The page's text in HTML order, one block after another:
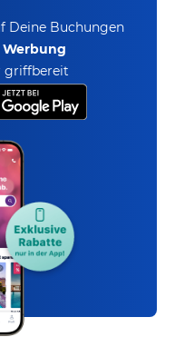
Deine Buchungen
Werbung
griffbereit